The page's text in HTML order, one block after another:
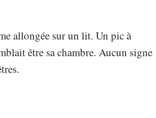
allongée sur un lit. Un pic à
être sa chambre. Aucun signe